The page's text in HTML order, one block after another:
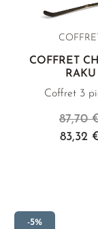
COFFRET
RAKU
Coffret 3
83,32
87,70
-5%